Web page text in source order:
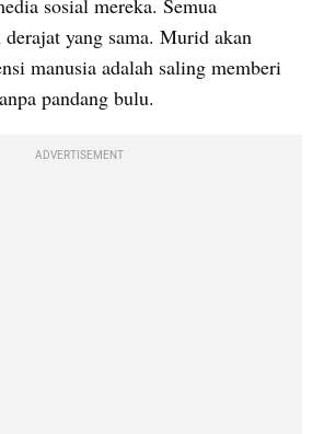
sosial mereka. Semua
derajat yang sama. Murid akan
manusia adalah saling memberi
pandang bulu.
ADVERTISEMENT